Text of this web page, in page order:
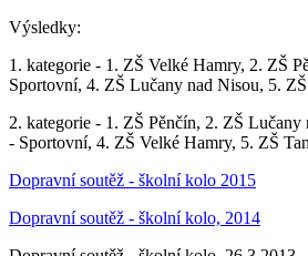
Výsledky:
1. kategorie - 1. ZŠ Velké Hamry, 2. ZŠ
Sportovní, 4. ZŠ Lučany nad Nisou, 5.
2. kategorie - 1. ZŠ Pěnčín, 2. ZŠ
- Sportovní, 4. ZŠ Velké Hamry, 5. ZŠ
Dopravní soutěž - školní kolo 2015
Dopravní soutěž - školní kolo, 2014